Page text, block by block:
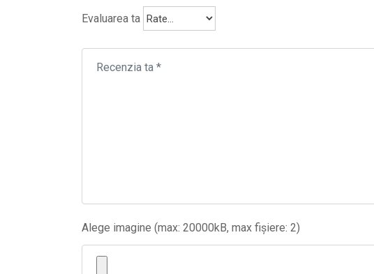
Evaluarea ta
Alege imagine (max: 20000kB, max fișiere: 2)